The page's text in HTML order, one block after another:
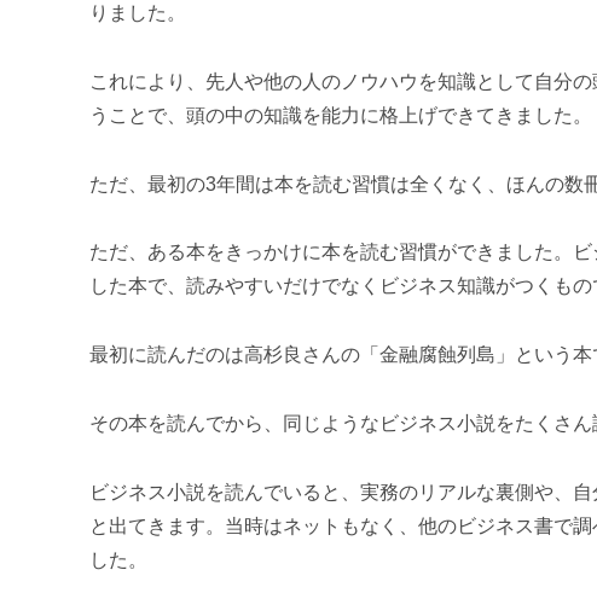
りました。
これにより、先人や他の人のノウハウを知識として自分
うことで、頭の中の知識を能力に格上げできてきました。
ただ、最初の3年間は本を読む習慣は全くなく、ほんの数
ただ、ある本をきっかけに本を読む習慣ができました。
した本で、読みやすいだけでなくビジネス知識がつくもの
最初に読んだのは高杉良さんの「金融腐蝕列島」という本
その本を読んでから、同じようなビジネス小説をたくさん
ビジネス小説を読んでいると、実務のリアルな裏側や、
と出てきます。当時はネットもなく、他のビジネス書で
した。